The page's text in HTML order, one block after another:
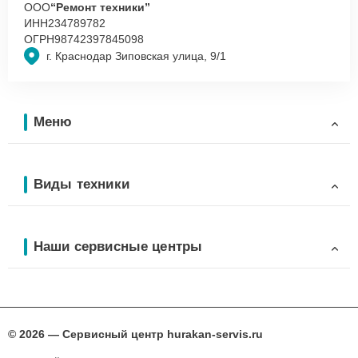
г. Краснодар Зиповская улица, 9/1
ООО“Ремонт техники”
ИНН234789782
ОГРН98742397845098
Меню
Виды техники
Наши сервисные центры
© 2026 — Сервисный центр hurakan-servis.ru